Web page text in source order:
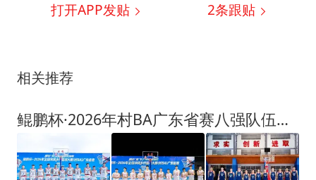
打开APP发贴 2条跟贴
相关推荐
鲲鹏杯·2026年村BA广东省赛八强队伍出炉